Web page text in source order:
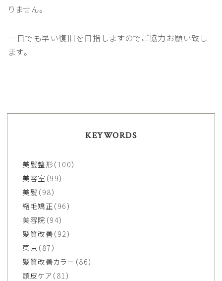
りません。
一日でも早い復旧を目指しますのでご協力お願い致し
ます。
KEYWORDS
美髪整形（100）
美容室 （99）
美髪（98）
縮毛矯正（96）
美容院 （94）
髪質改善（92）
東京（87）
髪質改善カラー （86）
頭皮ケア（81）